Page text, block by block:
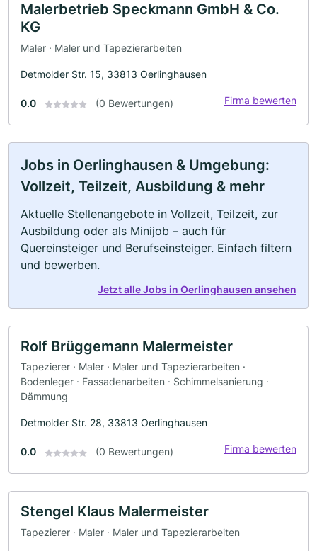
Malerbetrieb Speckmann GmbH & Co.
KG
Maler · Maler und Tapezierarbeiten
Detmolder Str. 15, 33813 Oerlinghausen
0.0 (0 Bewertungen) Firma bewerten
Jobs in Oerlinghausen & Umgebung:
Vollzeit, Teilzeit, Ausbildung & mehr
Aktuelle Stellenangebote in Vollzeit, Teilzeit, zur
Ausbildung oder als Minijob – auch für
Quereinsteiger und Berufseinsteiger. Einfach filtern
und bewerben.
Jetzt alle Jobs in Oerlinghausen ansehen
Rolf Brüggemann Malermeister
Tapezierer · Maler · Maler und Tapezierarbeiten ·
Bodenleger · Fassadenarbeiten · Schimmelsanierung ·
Dämmung
Detmolder Str. 28, 33813 Oerlinghausen
0.0 (0 Bewertungen) Firma bewerten
Stengel Klaus Malermeister
Tapezierer · Maler · Maler und Tapezierarbeiten